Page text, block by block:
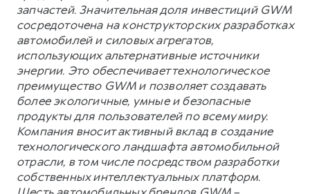
запчастей. Значительная доля инвестиций GWM
сосредоточена на конструкторских разработках
автомобилей и силовых агрегатов,
использующих альтернативные источники
энергии. Это обеспечивает технологическое
преимущество GWM и позволяет создавать
более экологичные, умные и безопасные
продукты для пользователей по всему миру.
Компания вносит активный вклад в создание
технологического ландшафта автомобильной
отрасли, в том числе посредством разработки
собственных интеллектуальных платформ.